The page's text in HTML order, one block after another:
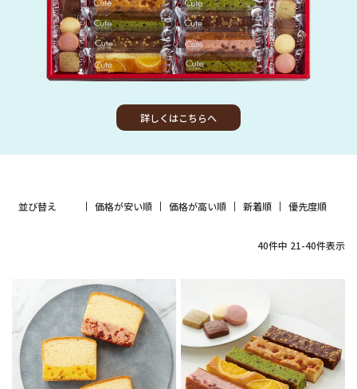
詳しくはこちらへ
並び替え 価格が安い順 価格が高い順 新着順 優先度順
40件中 21-40件表示